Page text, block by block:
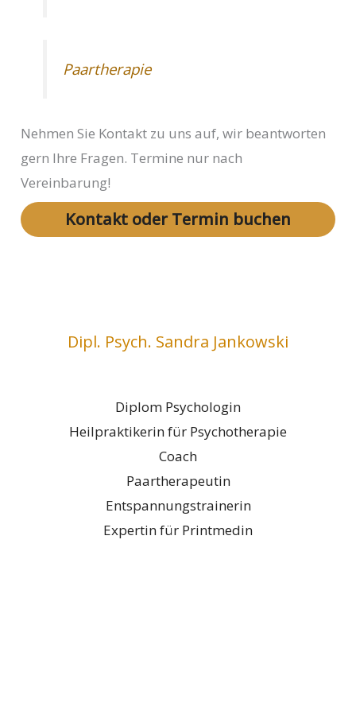
Paartherapie
Nehmen Sie Kontakt zu uns auf, wir beantworten
gern Ihre Fragen. Termine nur nach
Vereinbarung!
Kontakt oder Termin buchen
Dipl. Psych. Sandra Jankowski
Diplom Psychologin
Heilpraktikerin für Psychotherapie
Coach
Paartherapeutin
Entspannungstrainerin
Expertin für Printmedin